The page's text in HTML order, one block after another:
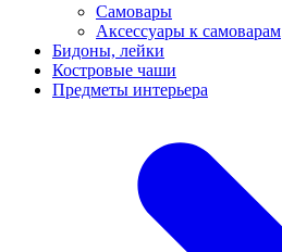
Самовары
Аксессуары к самоварам
Бидоны, лейки
Костровые чаши
Предметы интерьера